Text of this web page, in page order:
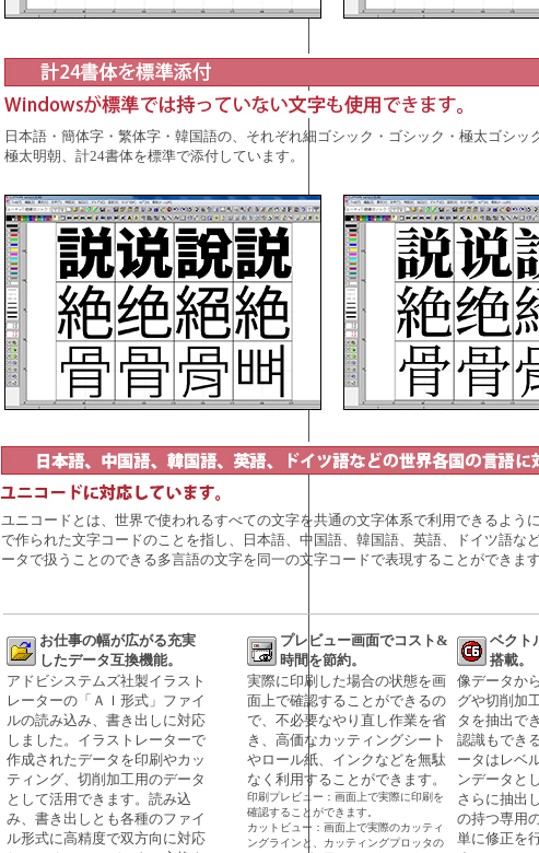
日本語・簡体字・繁体字・韓国語の、それぞれ細ゴシック・ゴシック・極太ゴシッ
極太明朝、計24書体を標準で添付しています。
ユニコードとは、世界で使われるすべての文字を共通の文字体系で利用できるよう
で作られた文字コードのことを指し、日本語、中国語、韓国語、英語、ドイツ語な
ータで扱うことのできる多言語の文字を同一の文字コードで表現することができます
お仕事の幅が広がる充実
したデータ互換機能。
アドビシステムズ社製イラスト
レーターの「ＡＩ形式」ファイ
ルの読み込み、書き出しに対応
しました。イラストレーターで
作成されたデータを印刷やカッ
ティング、切削加工用のデータ
として活用できます。読み込
み、書き出しとも各種のファイ
ル形式に高精度で双方向に対応
プレビュー画面でコスト&
時間を節約。
実際に印刷した場合の状態を画
面上で確認することができるの
で、不必要なやり直し作業を省
き、高価なカッティングシート
やロール紙、インクなどを無駄
なく利用することができます。
印刷プレビュー：画面上で実際に印刷を
確認することができます。
カットビュー：画面上で実際のカッティ
ングラインと、カッティングプロッタの
ベクト
搭載。
像データか
グや切削加
タを抽出で
認識もでき
ータはレベ
ンデータと
さらに抽出
の持つ専用
単に修正を